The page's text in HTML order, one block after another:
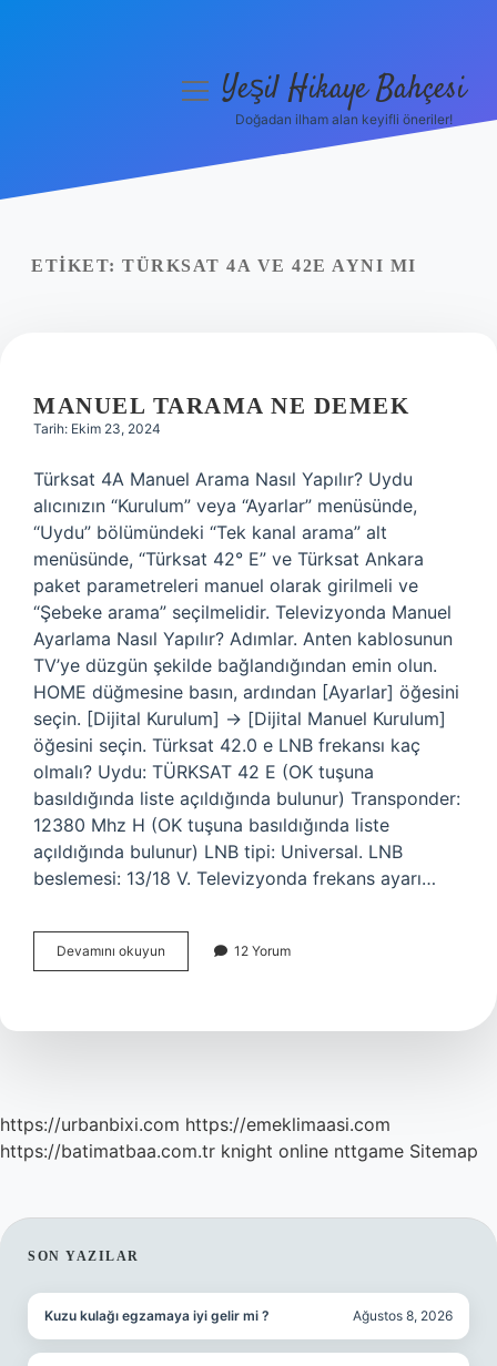
Yasal Uyarı
menüyüYeşil Hikaye Bahçesi
Doğadan ilham alan keyifli öneriler!
ETIKET: TÜRKSAT 4A VE 42E AYNI MI
MANUEL TARAMA NE DEMEK
Tarih: Ekim 23, 2024
Türksat 4A Manuel Arama Nasıl Yapılır? Uydu
alıcınızın “Kurulum” veya “Ayarlar” menüsünde,
“Uydu” bölümündeki “Tek kanal arama” alt
menüsünde, “Türksat 42° E” ve Türksat Ankara
paket parametreleri manuel olarak girilmeli ve
“Şebeke arama” seçilmelidir. Televizyonda Manuel
Ayarlama Nasıl Yapılır? Adımlar. Anten kablosunun
TV’ye düzgün şekilde bağlandığından emin olun.
HOME düğmesine basın, ardından [Ayarlar] öğesini
seçin. [Dijital Kurulum] → [Dijital Manuel Kurulum]
öğesini seçin. Türksat 42.0 e LNB frekansı kaç
olmalı? Uydu: TÜRKSAT 42 E (OK tuşuna
basıldığında liste açıldığında bulunur) Transponder:
12380 Mhz H (OK tuşuna basıldığında liste
açıldığında bulunur) LNB tipi: Universal. LNB
beslemesi: 13/18 V. Televizyonda frekans ayarı…
Devamını okuyun
Tarama
12 Yorum
https://urbanbixi.com https://emeklimaasi.com
https://batimatbaa.com.tr knight online nttgame Sitemap
SIDEBAR
SON YAZILAR
Kuzu kulağı egzamaya iyi gelir mi ? Ağustos 8, 2026